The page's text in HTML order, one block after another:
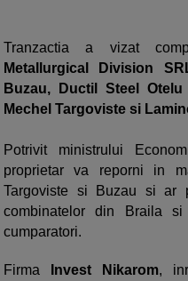
Tranzactia a vizat
Metallurgical Division
Buzau, Ductil Steel
Mechel Targoviste si
Potrivit ministrului
proprietar va reporni in
Targoviste si Buzau si ar
combinatelor din Braila
cumparatori.
Firma Invest Nikarom,